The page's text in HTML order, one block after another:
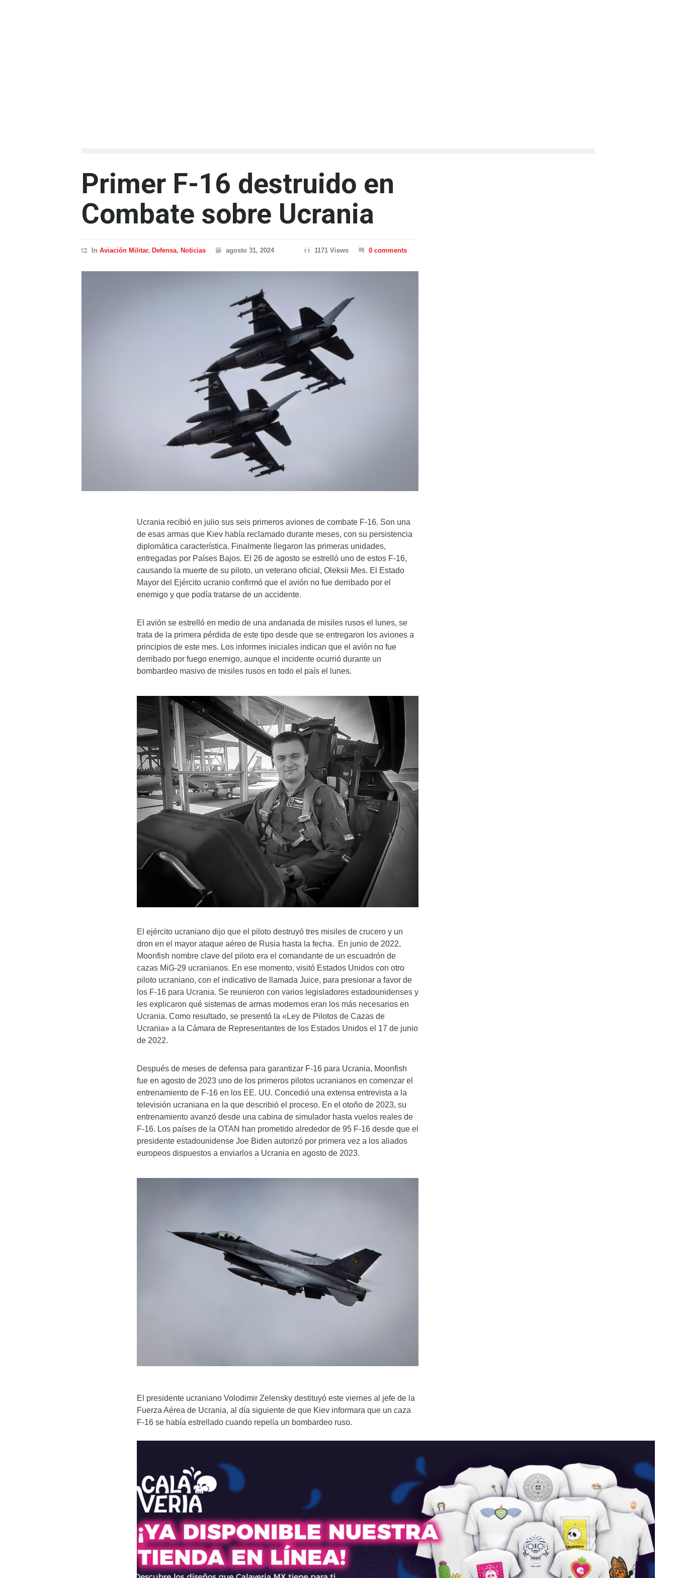
Primer F-16 destruido en
Combate sobre Ucrania
In Aviación Militar, Defensa, Noticias agosto 31, 2024 1171 Views 0 comments
Ucrania recibió en julio sus seis primeros aviones de combate F-16. Son una
de esas armas que Kiev había reclamado durante meses, con su persistencia
diplomática característica. Finalmente llegaron las primeras unidades,
entregadas por Países Bajos. El 26 de agosto se estrelló uno de estos F-16,
causando la muerte de su piloto, un veterano oficial, Oleksii Mes. El Estado
Mayor del Ejército ucranio confirmó que el avión no fue derribado por el
enemigo y que podía tratarse de un accidente.
El avión se estrelló en medio de una andanada de misiles rusos el lunes, se
trata de la primera pérdida de este tipo desde que se entregaron los aviones a
principios de este mes. Los informes iniciales indican que el avión no fue
derribado por fuego enemigo, aunque el incidente ocurrió durante un
bombardeo masivo de misiles rusos en todo el país el lunes.
El ejército ucraniano dijo que el piloto destruyó tres misiles de crucero y un
dron en el mayor ataque aéreo de Rusia hasta la fecha. En junio de 2022,
Moonfish nombre clave del piloto era el comandante de un escuadrón de
cazas MiG-29 ucranianos. En ese momento, visitó Estados Unidos con otro
piloto ucraniano, con el indicativo de llamada Juice, para presionar a favor de
los F-16 para Ucrania. Se reunieron con varios legisladores estadounidenses y
les explicaron qué sistemas de armas modernos eran los más necesarios en
Ucrania. Como resultado, se presentó la «Ley de Pilotos de Cazas de
Ucrania» a la Cámara de Representantes de los Estados Unidos el 17 de junio
de 2022.
Después de meses de defensa para garantizar F-16 para Ucrania, Moonfish
fue en agosto de 2023 uno de los primeros pilotos ucranianos en comenzar el
entrenamiento de F-16 en los EE. UU. Concedió una extensa entrevista a la
televisión ucraniana en la que describió el proceso. En el otoño de 2023, su
entrenamiento avanzó desde una cabina de simulador hasta vuelos reales de
F-16. Los países de la OTAN han prometido alrededor de 95 F-16 desde que el
presidente estadounidense Joe Biden autorizó por primera vez a los aliados
europeos dispuestos a enviarlos a Ucrania en agosto de 2023.
El presidente ucraniano Volodimir Zelensky destituyó este viernes al jefe de la
Fuerza Aérea de Ucrania, al día siguiente de que Kiev informara que un caza
F-16 se había estrellado cuando repelía un bombardeo ruso.